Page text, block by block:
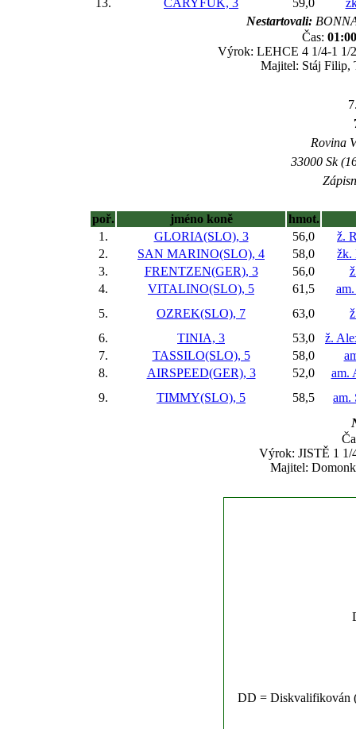
13. ČÁRYFUK, 3 59,0
Nestartovali:
Čas:
Výrok: LEHCE 4 1/4-1 1/
Majitel: Stáj Filip,
Rovina
33000 Sk
poř. jméno koně
hmot.
1.
GLORIA(SLO), 3 56,0
ž.
2.
SAN MARINO(SLO), 4 58,0
žk.
3.
FRENTZEN(GER), 3 56,0
4.
VITALINO(SLO), 5 61,5
5.
OZREK(SLO), 7 63,0
6.
TINIA, 3 53,0
ž.
7.
TASSILO(SLO), 5 58,0
8.
AIRSPEED(GER), 3 52,0
am.
9.
TIMMY(SLO), 5 58,5
am.
Výrok: JISTĚ 1 1/
Majitel:
DD = Diskvalifikován